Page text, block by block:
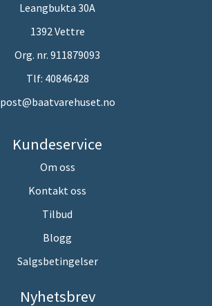
Leangbukta 30A
1392 Vettre
Org. nr. 911879093
Tlf: 40846428
post@baatvarehuset.no
Kundeservice
Om oss
Kontakt oss
Tilbud
Blogg
Salgsbetingelser
Nyhetsbrev